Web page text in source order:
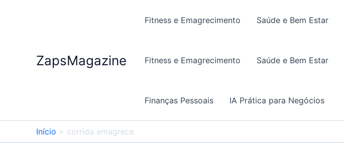
ZapsMagazine
Fitness e Emagrecimento Saúde e Bem Estar
Fitness e Emagrecimento Saúde e Bem Estar
Finanças Pessoais IA Prática para Negócios
Início corrida emagrece